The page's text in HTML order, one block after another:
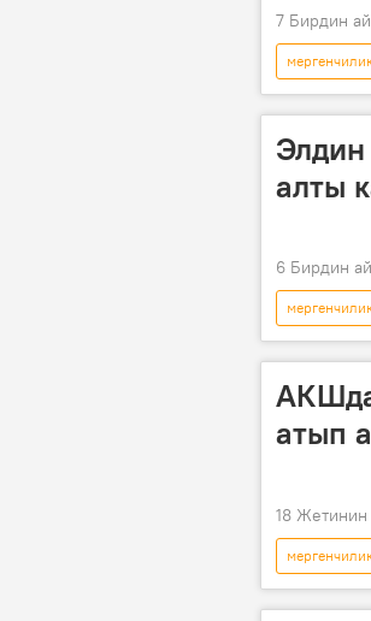
7 Бирдин
Жогорку
алты
6 Бирдин
Ак-Суу
атып
18